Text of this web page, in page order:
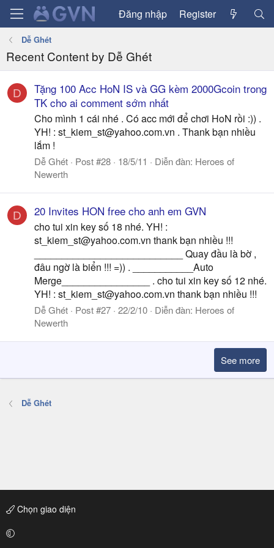
Đăng nhập Register
Dễ Ghét
Recent Content by Dễ Ghét
D
Tặng 100 Acc HoN IS và GG kèm 2000Gcoin trong
TK cho ai comment sớm nhất
Cho mình 1 cái nhé . Có acc mới để chơi HoN rồi :)) .
YH! : st_kiem_st@yahoo.com.vn . Thank bạn nhiều
lắm !
Dễ Ghét Post #28 18/5/11 Diễn đàn: Heroes of
Newerth
D 20 Invites HON free cho anh em GVN
cho tui xin key số 18 nhé. YH! :
st_kiem_st@yahoo.com.vn thank bạn nhiều !!!
___________________________ Quay đầu là bờ ,
đâu ngờ là biển !!! =)) . ___________Auto
Merge________________ . cho tui xin key số 12 nhé.
YH! : st_kiem_st@yahoo.com.vn thank bạn nhiều !!!
Dễ Ghét Post #27 22/2/10 Diễn đàn: Heroes of
Newerth
See more
Dễ Ghét
Chọn giao diện